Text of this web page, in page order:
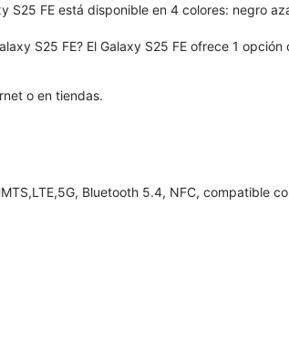
S25 FE está disponible en 4 colores: negro
S25 FE? El Galaxy S25 FE ofrece 1
o en tiendas.
Bluetooth 5.4, NFC, compatible